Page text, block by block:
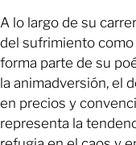
A lo largo de su
del sufrimiento como
forma parte de su
la animadversión, el
en precios y
representa la